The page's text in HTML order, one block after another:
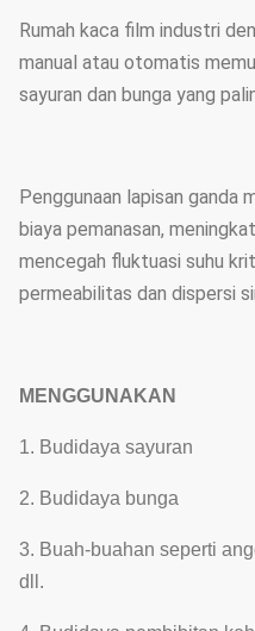
Rumah kaca film industri
manual atau otomatis
sayuran dan bunga yang
Penggunaan lapisan ganda
biaya pemanasan,
mencegah fluktuasi suhu
permeabilitas dan dispersi
MENGGUNAKAN
1. Budidaya sayuran
2. Budidaya bunga
3. Buah-buahan seperti
dll.